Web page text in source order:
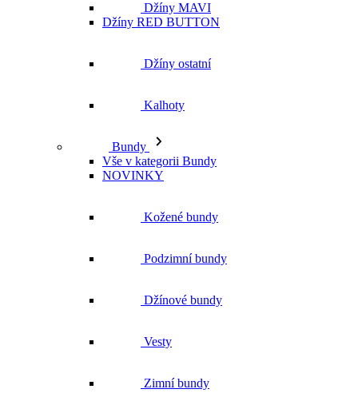
Džíny MAVI
Džíny RED BUTTON
Džíny ostatní
Kalhoty
Bundy
Vše v kategorii Bundy
NOVINKY
Kožené bundy
Podzimní bundy
Džínové bundy
Vesty
Zimní bundy